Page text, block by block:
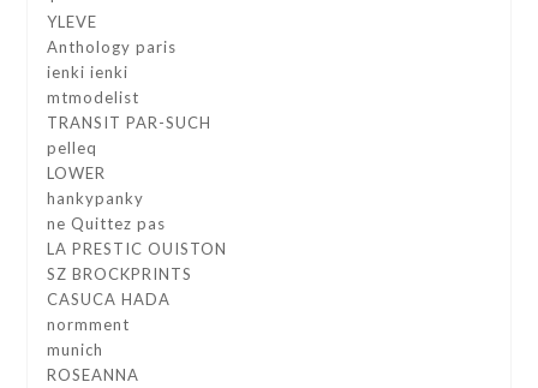
YLEVE
Anthology paris
ienki ienki
mtmodelist
TRANSIT PAR-SUCH
pelleq
LOWER
hankypanky
ne Quittez pas
LA PRESTIC OUISTON
SZ BROCKPRINTS
CASUCA HADA
normment
munich
ROSEANNA